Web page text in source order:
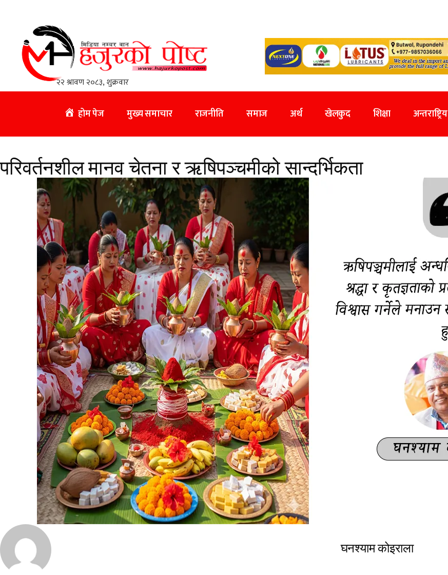
होम पेज मुख्य समाचार राजनीति समाज अर्थ खेलकुद शिक्षा अन्तराष्ट्रिय
परिवर्तनशील मानव चेतना र ऋषिपञ्चमीको सान्दर्भिकता
घनश्याम कोइराला